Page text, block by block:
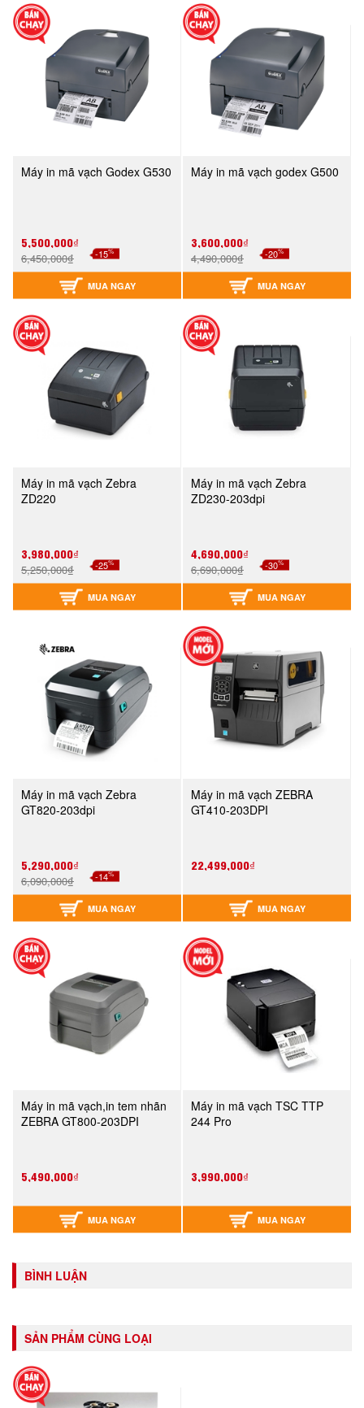
Máy in mã vạch Godex G530
5,500,000₫
6,450,000₫ -15%
MUA NGAY
Máy in mã vạch godex G500
3,600,000₫
4,490,000₫ -20%
MUA NGAY
Máy in mã vạch Zebra
ZD220
3,980,000₫
5,250,000₫ -25%
MUA NGAY
Máy in mã vạch Zebra
ZD230-203dpi
4,690,000₫
6,690,000₫ -30%
MUA NGAY
Máy in mã vạch Zebra
GT820-203dpi
5,290,000₫
6,090,000₫ -14%
MUA NGAY
Máy in mã vạch ZEBRA
GT410-203DPI
22,499,000₫
MUA NGAY
Máy in mã vạch,in tem nhãn
ZEBRA GT800-203DPI
5,490,000₫
MUA NGAY
Máy in mã vạch TSC TTP
244 Pro
3,990,000₫
MUA NGAY
BÌNH LUẬN
SẢN PHẨM CÙNG LOẠI